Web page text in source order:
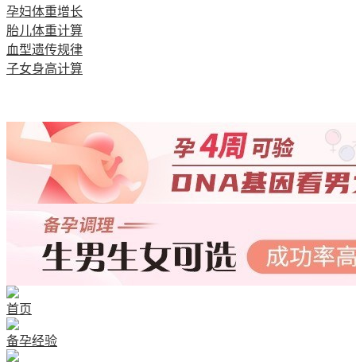
孕妇体重增长
胎儿体重计算
血型遗传规律
子女身高计算
首页
备孕经验